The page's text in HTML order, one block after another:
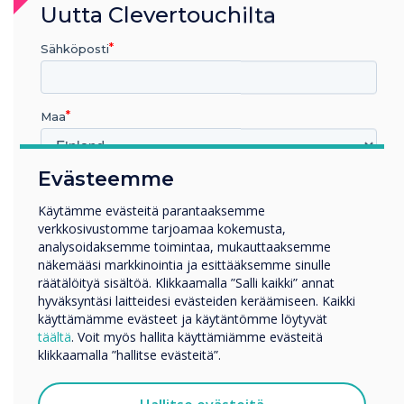
Teachers love it. Students
Let’s make education equitable –
one classroom at a time.
Evästeemme
Käytämme evästeitä parantaaksemme
verkkosivustomme tarjoamaa kokemusta,
analysoidaksemme toimintaa, mukauttaaksemme
näkemääsi markkinointia ja esittääksemme sinulle
räätälöityä sisältöä. Klikkaamalla ”Salli kaikki” annat
hyväksyntäsi laitteidesi evästeiden keräämiseen. Kaikki
käyttämämme evästeet ja käytäntömme löytyvät
täältä. Voit myös hallita käyttämiämme evästeitä
klikkaamalla ”hallitse evästeitä”.
Uutta Clevertouchilta
Sähköposti
Maa
Millä toimialalla työskentelet
Koulutus
Yritys
Muut
Yrityksen nimi
Haluamme ottaa sinuun yhteyttä tuotteistamme ja
palveluistamme sähköpostitse, puhelimitse tai postitse.
Suostun vastaanottamaan viestejä Clevertouch.